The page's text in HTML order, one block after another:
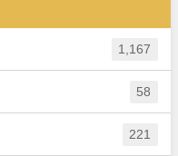
1,167
58
221